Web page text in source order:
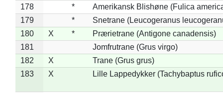
178
*
Amerikansk Blishøne (Fulica
179
*
Snetrane (Leucogeranus
180
X *
Prærietrane (Antigone canadensis)
181
Jomfrutrane (Grus virgo)
182
X
Trane (Grus grus)
183
X Lille Lappedykker (Tachybaptus